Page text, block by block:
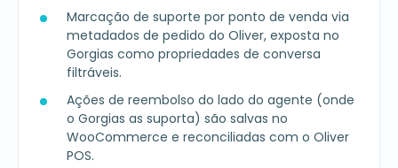
Marcação de suporte por ponto de venda via
metadados de pedido do Oliver, exposta no
Gorgias como propriedades de conversa
filtráveis.
Ações de reembolso do lado do agente (onde
o Gorgias as suporta) são salvas no
WooCommerce e reconciliadas com o Oliver
POS.